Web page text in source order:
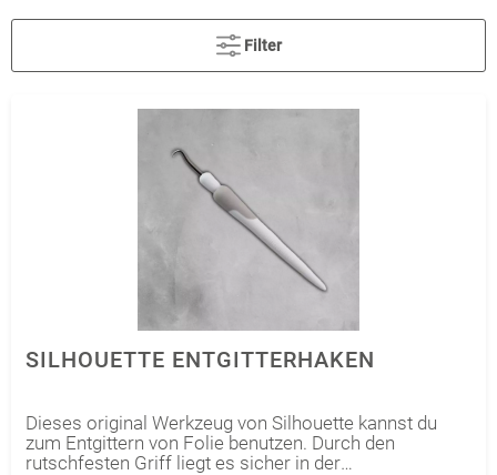
Filter
SILHOUETTE ENTGITTERHAKEN
Dieses original Werkzeug von Silhouette kannst du
zum Entgittern von Folie benutzen. Durch den
rutschfesten Griff liegt es sicher in der